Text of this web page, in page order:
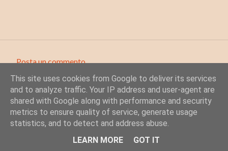
C
o
m
m
e
Posta un commento
Powered by Blogger
This site uses cookies from Google to deliver its services
and to analyze traffic. Your IP address and user-agent are
shared with Google along with performance and security
metrics to ensure quality of service, generate usage
statistics, and to detect and address abuse.
LEARN MORE
GOT IT